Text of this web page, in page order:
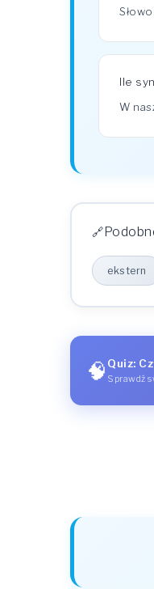
Ile
W
ekstern
🧠 Quiz:
Sprawdź